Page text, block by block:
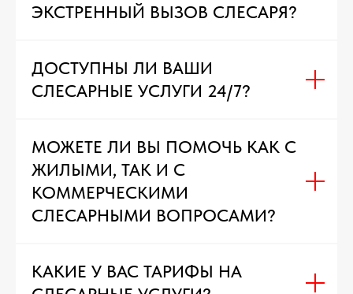
ЭКСТРЕННЫЙ ВЫЗОВ СЛЕСАРЯ?
ДОСТУПНЫ ЛИ ВАШИ
СЛЕСАРНЫЕ УСЛУГИ 24/7?
МОЖЕТЕ ЛИ ВЫ ПОМОЧЬ КАК С
ЖИЛЫМИ, ТАК И С
КОММЕРЧЕСКИМИ
СЛЕСАРНЫМИ ВОПРОСАМИ?
КАКИЕ У ВАС ТАРИФЫ НА